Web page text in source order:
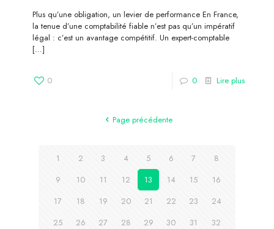
Plus qu’une obligation, un levier de performance En France,
la tenue d’une comptabilité fiable n’est pas qu’un impératif
légal : c’est un avantage compétitif. Un expert-comptable
[…]
0 0 Lire plus
Page précédente
1 2 3 4 5 6 7
8
9
10 11 12 13 14 15
16
17
18 19 20 21 22 23
24
25
26 27 28 29 30 31 32